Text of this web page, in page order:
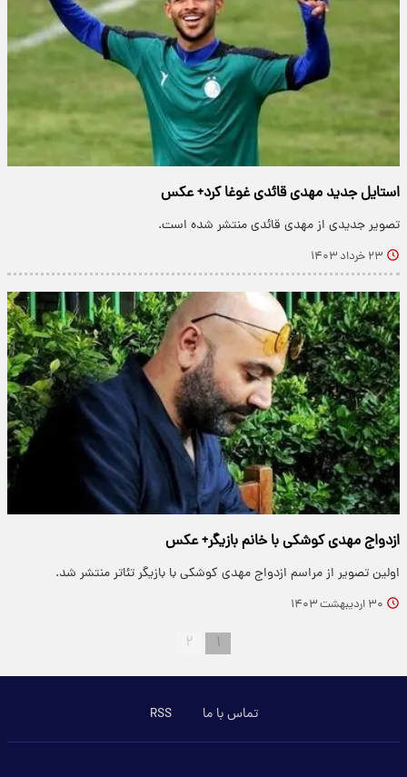
استایل جدید مهدی قائدی غوغا کرد+ عکس
تصویر جدیدی از مهدی قائدی منتشر شده است.
۲۳ خرداد ۱۴۰۳
ازدواج مهدی کوشکی با خانم بازیگر+ عکس
اولین تصویر از مراسم ازدواج مهدی کوشکی با بازیگر تئاتر منتشر شد.
۳۰ اردیبهشت ۱۴۰۳
۱ ۲
تماس با ما RSS